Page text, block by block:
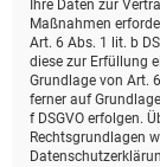
Ihre Daten zur
Maßnahmen
Art. 6 Abs. 1 lit. b
diese zur Erfüllung
Grundlage von Art.
ferner auf
f DSGVO erfolgen.
Rechtsgrundlagen